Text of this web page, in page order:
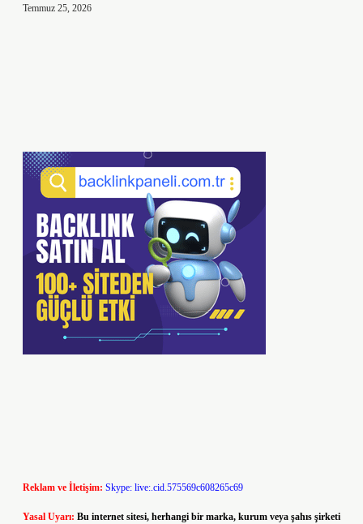
Temmuz 25, 2026
Reklam ve İletişim: Skype: live:.cid.575569c608265c69
Yasal Uyarı: Bu internet sitesi, herhangi bir marka, kurum veya şahıs şirketi